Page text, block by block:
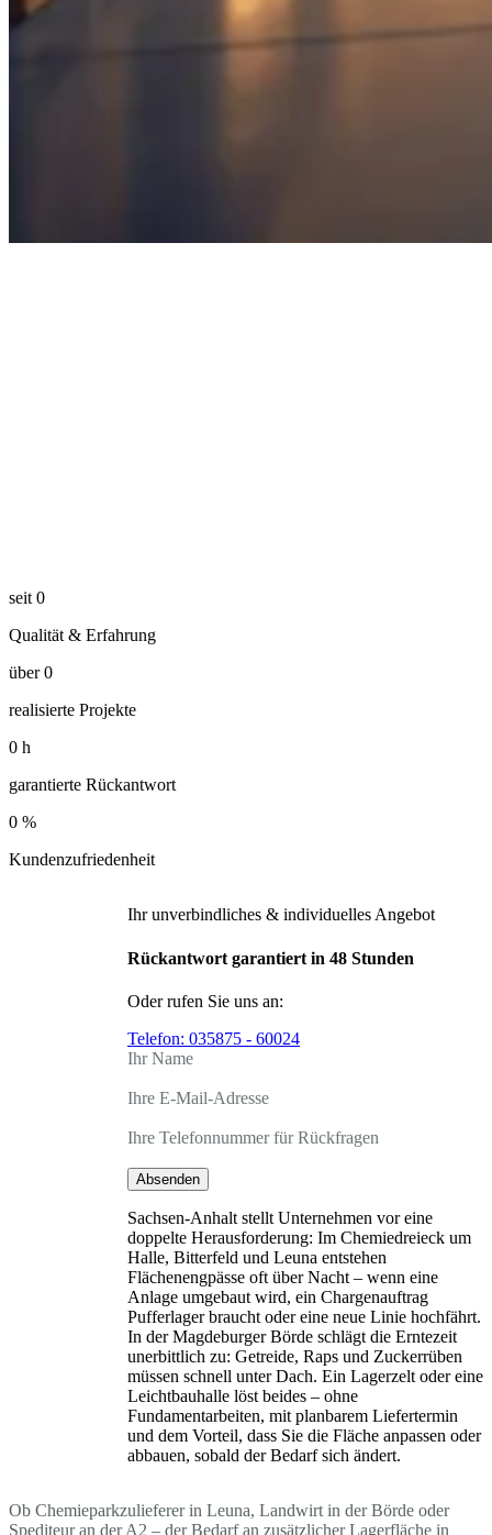
seit 0
Qualität & Erfahrung
über 0
realisierte Projekte
0 h
garantierte Rückantwort
0 %
Kundenzufriedenheit
Ihr unverbindliches & individuelles Angebot
Rückantwort garantiert in 48 Stunden
Oder rufen Sie uns an:
Telefon: 035875 - 60024
Ihr Name
Ihre E-Mail-Adresse
Ihre Telefonnummer für Rückfragen
Absenden
Sachsen-Anhalt stellt Unternehmen vor eine
doppelte Herausforderung: Im Chemiedreieck um
Halle, Bitterfeld und Leuna entstehen
Flächenengpässe oft über Nacht – wenn eine
Anlage umgebaut wird, ein Chargenauftrag
Pufferlager braucht oder eine neue Linie hochfährt.
In der Magdeburger Börde schlägt die Erntezeit
unerbittlich zu: Getreide, Raps und Zuckerrüben
müssen schnell unter Dach. Ein Lagerzelt oder eine
Leichtbauhalle löst beides – ohne
Fundamentarbeiten, mit planbarem Liefertermin
und dem Vorteil, dass Sie die Fläche anpassen oder
abbauen, sobald der Bedarf sich ändert.
Ob Chemieparkzulieferer in Leuna, Landwirt in der Börde oder
Spediteur an der A2 – der Bedarf an zusätzlicher Lagerfläche in